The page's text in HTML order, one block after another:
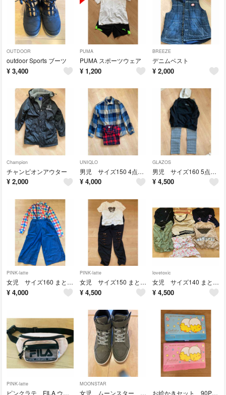
OUTDOOR
outdoor Sports ブーツ
¥ 3,400
PUMA
PUMA スポーツウェア
¥ 1,200
BREEZE
デニムベスト
¥ 2,000
Champion
チャンピオンアウター
¥ 2,000
UNIQLO
男児 サイズ150 4点まとめ売り
¥ 4,000
GLAZOS
男児 サイズ160 5点まとめ売り
¥ 4,500
PINK-latte
女児 サイズ160 まとめ売り10点
¥ 4,000
PINK-latte
女児 サイズ150 まとめ売り16点
¥ 4,500
lovetoxic
女児 サイズ140 まとめ売り
¥ 4,500
PINK-latte
ピンクラテ FILA ウエストポーチ
MOONSTAR
女児 ムーンスター NIMO 防水ハイカットスニーカー お絵かきセット 90PCS ART SET 2こセット